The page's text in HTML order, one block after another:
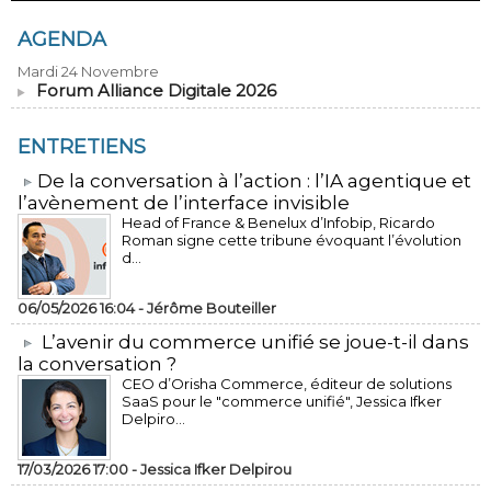
AGENDA
Mardi 24 Novembre
Forum Alliance Digitale 2026
ENTRETIENS
​De la conversation à l’action : l’IA agentique et
l’avènement de l’interface invisible
Head of France & Benelux d’Infobip, Ricardo
Roman signe cette tribune évoquant l’évolution
d...
06/05/2026 16:04 -Jérôme Bouteiller
L’avenir du commerce unifié se joue-t-il dans
la conversation ?
CEO d’Orisha Commerce, éditeur de solutions
SaaS pour le "commerce unifié", Jessica Ifker
Delpiro...
17/03/2026 17:00 -Jessica Ifker Delpirou